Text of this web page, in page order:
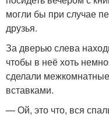
могли бы при случае
друзья.
За дверью слева
чтобы в неё хоть
сделали
вставками.
— Ой, это что, вся